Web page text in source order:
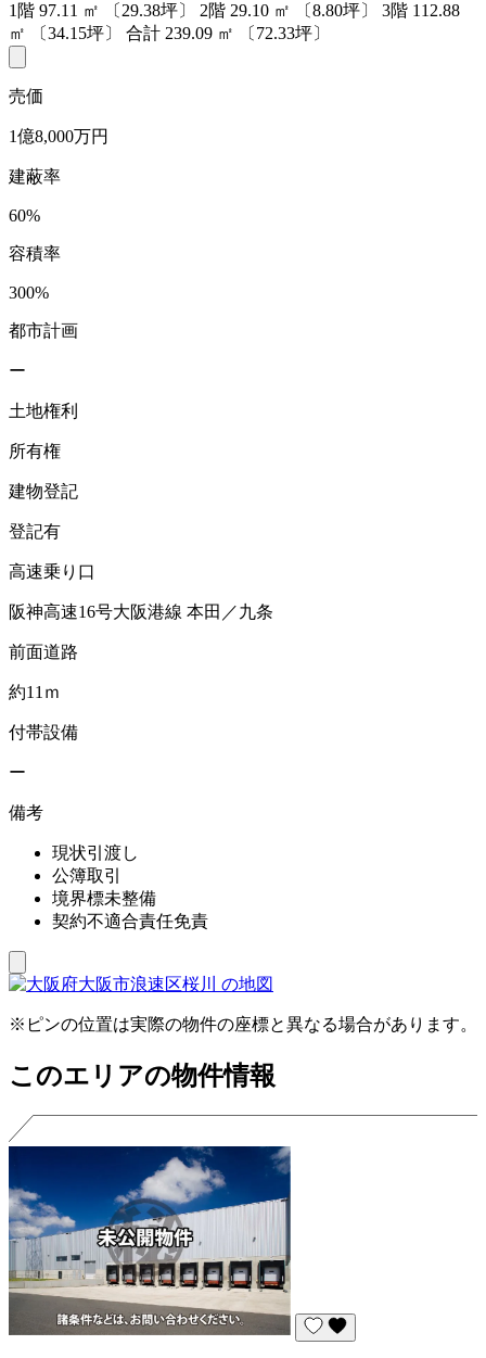
1階 97.11 ㎡ 〔29.38坪〕 2階 29.10 ㎡ 〔8.80坪〕 3階 112.88
㎡
〔34.15坪〕 合計 239.09 ㎡ 〔72.33坪〕
売価
1億8,000万円
建蔽率
60%
容積率
300%
都市計画
ー
土地権利
所有権
建物登記
登記有
高速乗り口
阪神高速16号大阪港線 本田／九条
前面道路
約11ｍ
付帯設備
ー
備考
現状引渡し
公簿取引
境界標未整備
契約不適合責任免責
※ピンの位置は実際の物件の座標と異なる場合があります。
このエリアの物件情報